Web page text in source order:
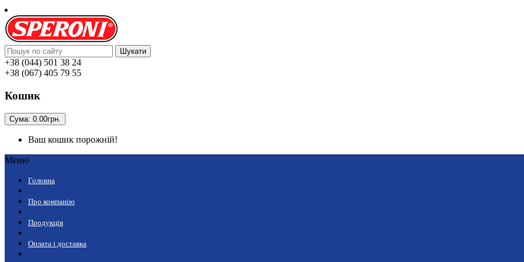
Шукати
+38 (044) 501 38 24
+38 (067) 405 79 55
Кошик
Сума: 0.00грн.
Ваш кошик порожній!
Меню
Головна
Про компанію
Продукція
Оплата і доставка